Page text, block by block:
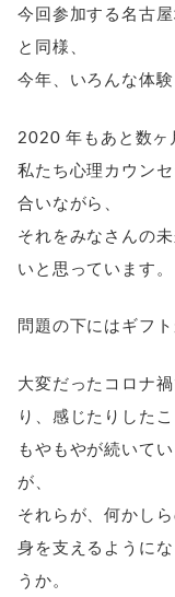
今回参加する名古
と同様、
今年、いろんな体験
2020 年もあと数ヶ
私たち心理カウン
合いながら、
それをみなさんの
いと思っています。
問題の下にはギフ
大変だったコロナ
り、感じたりしたこ
もやもやが続いて
が、
それらが、何かし
身を支えるように
うか。